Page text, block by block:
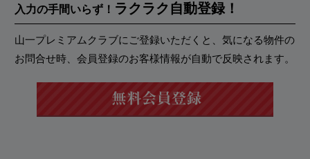
入力の手間いらず！ ラクラク自動登録！
山一プレミアムクラブにご登録いただくと、気になる物件の
お問合せ時、会員登録のお客様情報が自動で反映されます。